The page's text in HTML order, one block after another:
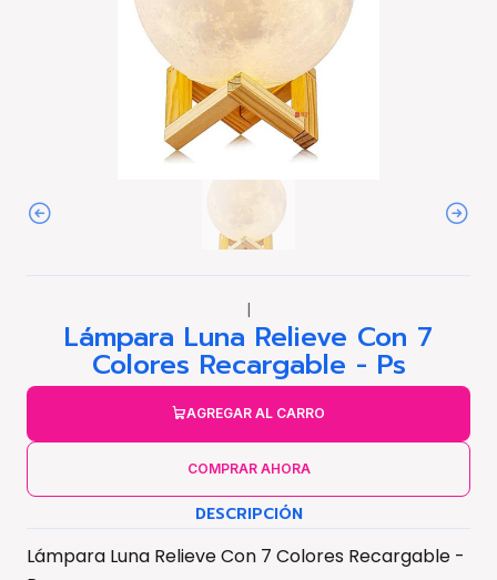
|
Lámpara Luna Relieve Con 7
Colores Recargable - Ps
AGREGAR AL CARRO
COMPRAR AHORA
DESCRIPCIÓN
Lámpara Luna Relieve Con 7 Colores Recargable -